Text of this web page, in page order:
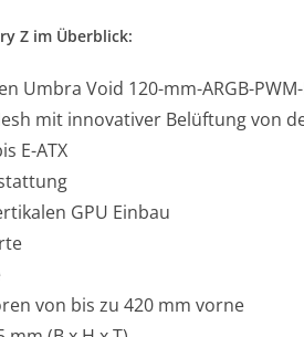
Z im Überblick:
Umbra Void 120-mm-ARGB-
mit innovativer Belüftung von
E-ATX
GPU Einbau
von bis zu 420 mm vorne